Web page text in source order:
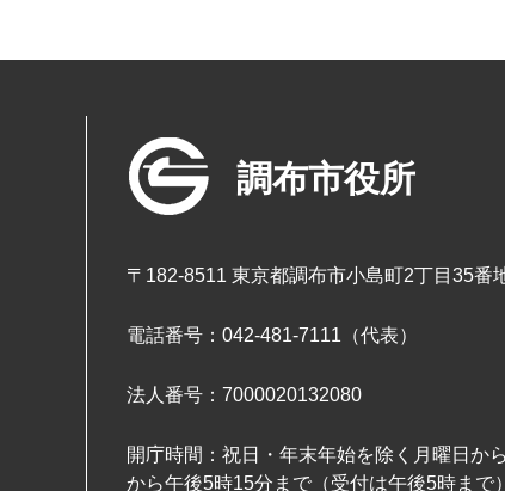
調布市役所
〒182-8511 東京都調布市小島町2丁目35番
電話番号：042-481-7111（代表）
法人番号：7000020132080
開庁時間：祝日・年末年始を除く月曜日か
から午後5時15分まで（受付は午後5時まで）